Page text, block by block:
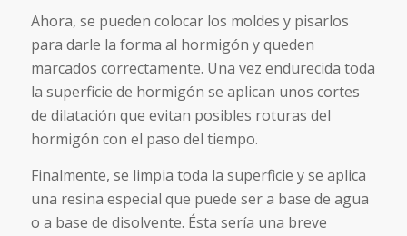
Ahora, se pueden colocar los moldes y pisarlos
para darle la forma al hormigón y queden
marcados correctamente. Una vez endurecida toda
la superficie de hormigón se aplican unos cortes
de dilatación que evitan posibles roturas del
hormigón con el paso del tiempo.
Finalmente, se limpia toda la superficie y se aplica
una resina especial que puede ser a base de agua
o a base de disolvente. Ésta sería una breve